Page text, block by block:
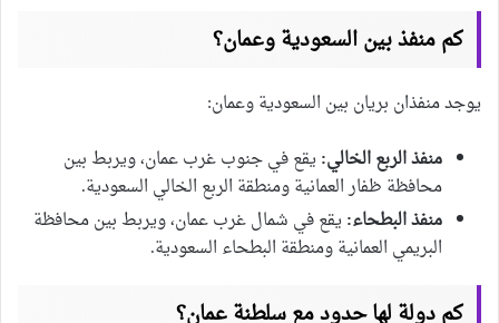
كم منفذ بين السعودية وعمان؟
يوجد منفذان بريان بين السعودية وعمان:
منفذ الربع الخالي:يقع في جنوب غرب عمان، ويربط بين
محافظة ظفار العمانية ومنطقة الربع الخالي السعودية.
منفذ البطحاء:يقع في شمال غرب عمان، ويربط بين محافظة
البريمي العمانية ومنطقة البطحاء السعودية.
كم دولة لها حدود مع سلطنة عمان؟